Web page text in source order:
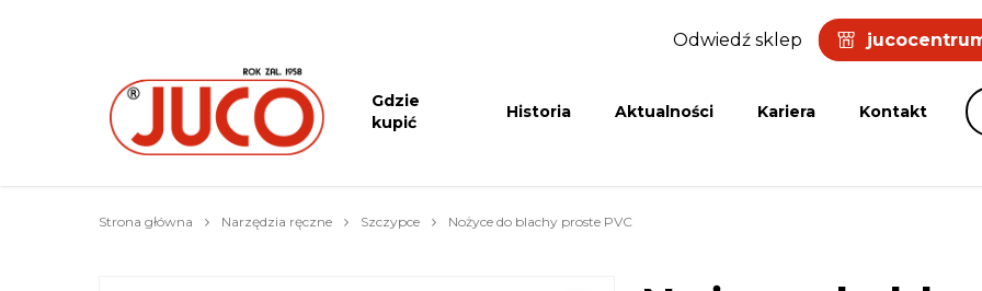
Odwiedź sklep
Gdzie
kupić
Historia Aktualności Kariera Kontakt
Strona główna Narzędzia ręczne Szczypce Nożyce do blachy proste PVC